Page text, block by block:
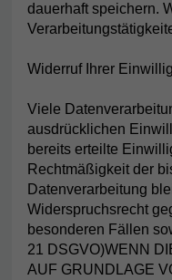
dauerhaft speichern.
Widerruf Ihrer
Viele
ausdrücklichen
bereits erteilte
Rechtmäßigkeit der
Datenverarbeitung
Widerspruchsrecht
besonderen Fällen
21 DSGVO)WENN
AUF GRUNDLAGE